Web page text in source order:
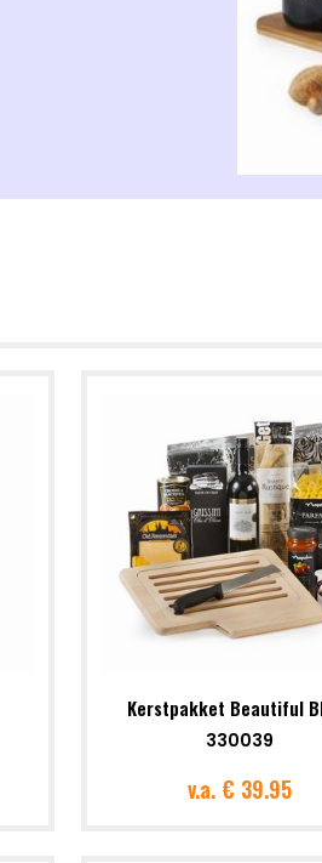
Kerstpakket Beautiful
330039
v.a. € 39.95